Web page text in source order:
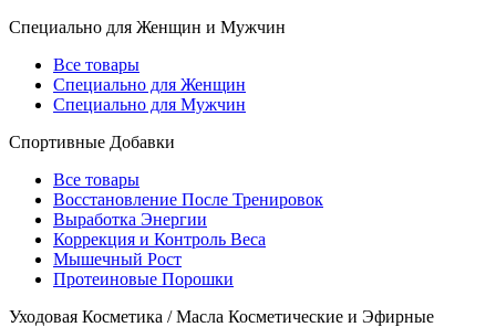
Специально для Женщин и Мужчин
Все товары
Специально для Женщин
Специально для Мужчин
Спортивные Добавки
Все товары
Восстановление После Тренировок
Выработка Энергии
Коррекция и Контроль Веса
Мышечный Рост
Протеиновые Порошки
Уходовая Косметика / Масла Косметические и Эфирные